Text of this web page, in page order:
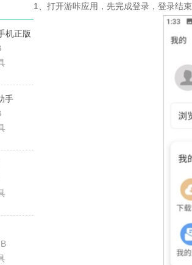
机正版
手
1、打开游咔应用，先完成登录，登录结